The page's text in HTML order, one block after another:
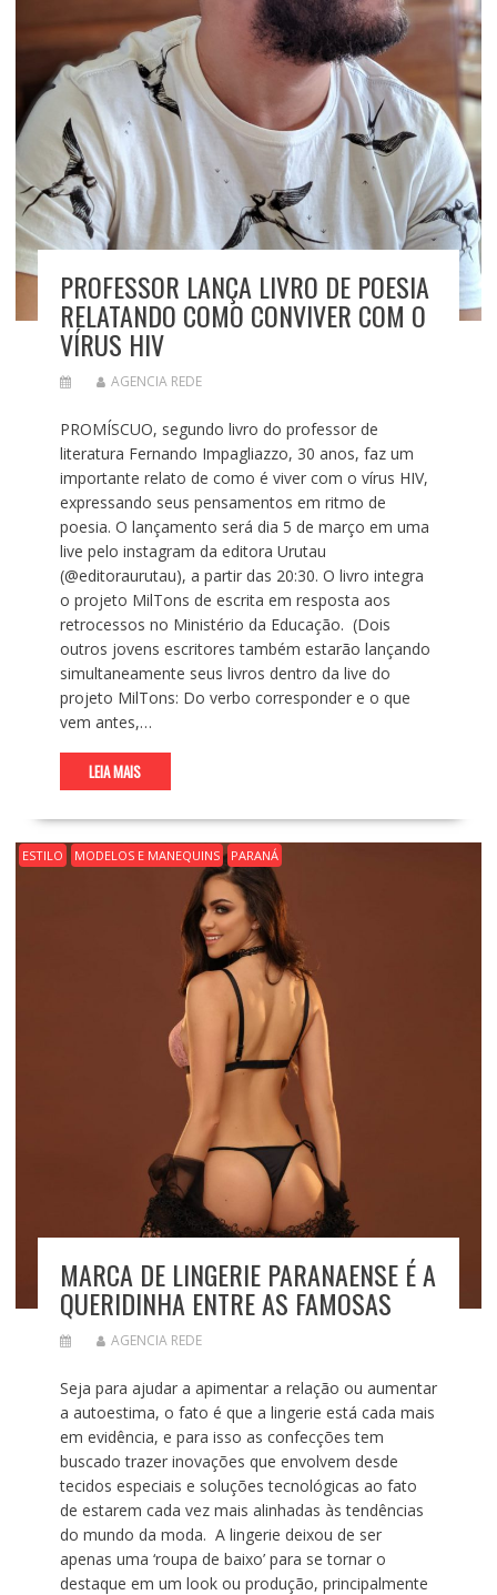
PROFESSOR LANÇA LIVRO DE POESIA
RELATANDO COMO CONVIVER COM O
VÍRUS HIV
AGENCIA REDE
PROMÍSCUO, segundo livro do professor de
literatura Fernando Impagliazzo, 30 anos, faz um
importante relato de como é viver com o vírus HIV,
expressando seus pensamentos em ritmo de
poesia. O lançamento será dia 5 de março em uma
live pelo instagram da editora Urutau
(@editoraurutau), a partir das 20:30. O livro integra
o projeto MilTons de escrita em resposta aos
retrocessos no Ministério da Educação. (Dois
outros jovens escritores também estarão lançando
simultaneamente seus livros dentro da live do
projeto MilTons: Do verbo corresponder e o que
vem antes,…
LEIA MAIS
ESTILO MODELOS E MANEQUINS PARANÁ
MARCA DE LINGERIE PARANAENSE É A
QUERIDINHA ENTRE AS FAMOSAS
AGENCIA REDE
Seja para ajudar a apimentar a relação ou aumentar
a autoestima, o fato é que a lingerie está cada mais
em evidência, e para isso as confecções tem
buscado trazer inovações que envolvem desde
tecidos especiais e soluções tecnológicas ao fato
de estarem cada vez mais alinhadas às tendências
do mundo da moda. A lingerie deixou de ser
apenas uma ‘roupa de baixo’ para se tornar o
destaque em um look ou produção, principalmente